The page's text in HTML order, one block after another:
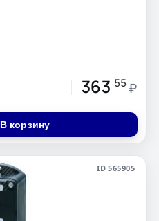
363 55 ₽
В корзину
ID 565905